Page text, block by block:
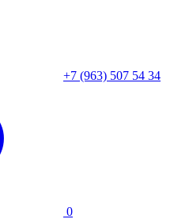
+7 (963) 507 54 34
0